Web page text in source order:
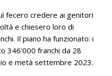
fecero credere ai genitori
e chiesero loro di
Il piano ha funzionato: i
346'000 franchi da 28
e metà settembre 2023.